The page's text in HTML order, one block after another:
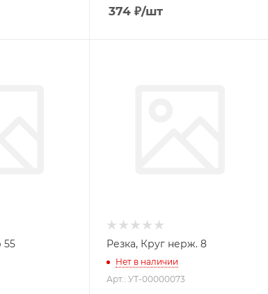
374₽/шт
Резка, двутавр 55 Резка, Круг нерж. 8
Нет в наличии
Арт.: УТ-00000073